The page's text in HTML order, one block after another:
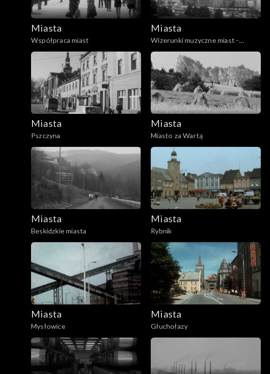
Miasta
Współpraca miast
Miasta
Wizerunki muzyczne miast -
Rybnik
Miasta
Pszczyna
Miasta
Miasto za Wartą
Miasta
Beskidzkie miasta
Miasta
Rybnik
Miasta
Mysłowice
Miasta
Głuchołazy